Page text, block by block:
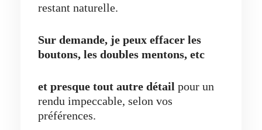
restant naturelle.
Sur demande, je peux effacer les
boutons, les doubles mentons, etc
et presque tout autre détail pour un
rendu impeccable, selon vos
préférences.